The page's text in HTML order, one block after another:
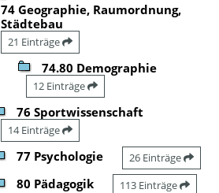
74 Geographie, Raumordnung,
Städtebau
21 Einträge
74.80 Demographie
12 Einträge
76 Sportwissenschaft
14 Einträge
77 Psychologie 26 Einträge
80 Pädagogik 113 Einträge